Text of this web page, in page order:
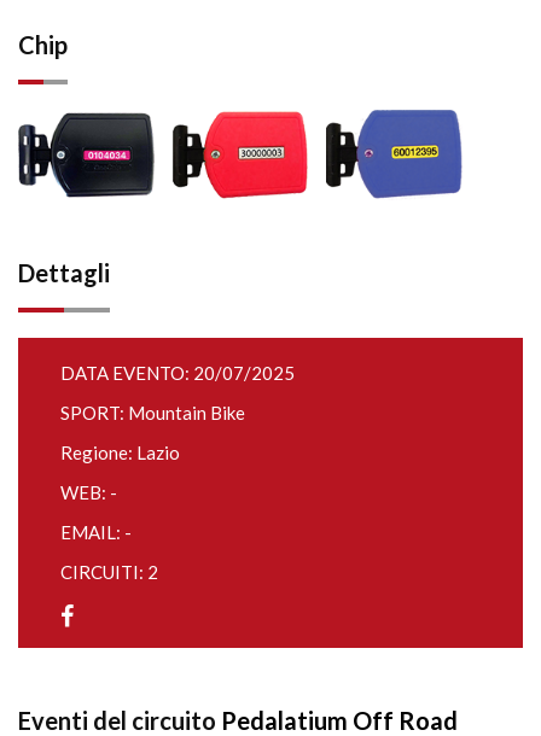
Chip
Dettagli
DATA EVENTO: 20/07/2025
SPORT: Mountain Bike
Regione: Lazio
WEB: -
EMAIL: -
CIRCUITI: 2
Eventi del circuito Pedalatium Off Road